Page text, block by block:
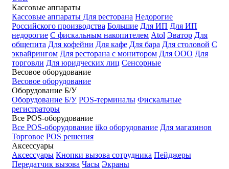
Кассовые аппараты
Кассовые аппараты Для ресторана Недорогие
Российского производства Большие Для ИП Для ИП
недорогие С фискальным накопителем Atol Эватор Для
общепита Для кофейни Для кафе Для бара Для столовой С
эквайрингом Для ресторана с монитором Для ООО Для
торговли Для юридческих лиц Сенсорные
Весовое оборудование
Весовое оборудование
Оборудование Б/У
Оборудование Б/У POS-терминалы Фискальные
регистраторы
Все POS-оборудование
Все POS-оборудование iiko оборудование Для магазинов
Торговое POS решения
Аксессуары
Аксессуары Кнопки вызова сотрудника Пейджеры
Передатчик вызова Часы Экраны